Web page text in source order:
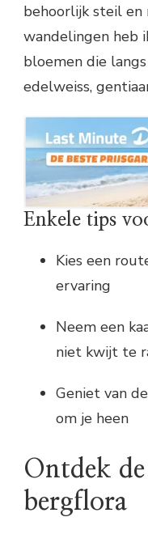
behoorlijk steil en
wandelingen heb
bloemen die
edelweiss,
Enkele tips
Kies een
ervaring
Neem een
niet kwijt te
Geniet van
om je heen
Ontdek
bergflora